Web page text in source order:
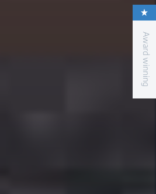
Award winning